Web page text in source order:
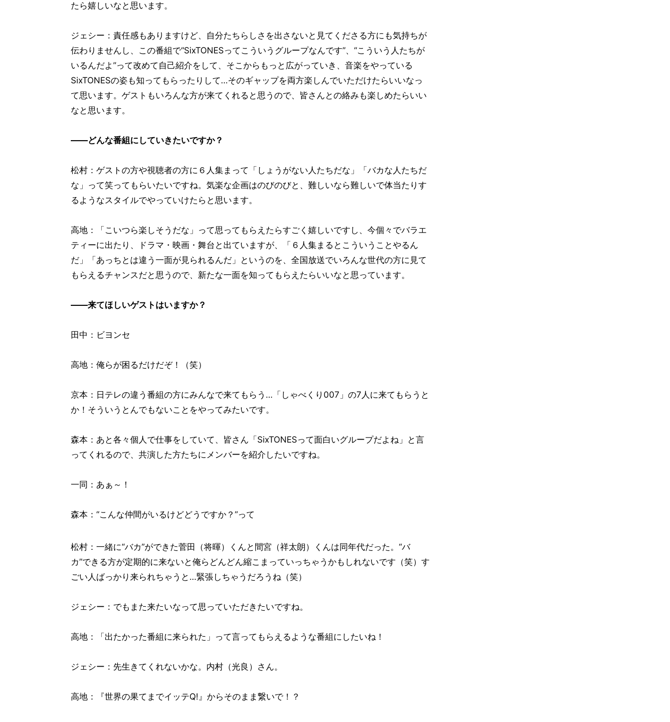
たら嬉しいなと思います。
ジェシー：責任感もありますけど、自分たちらしさを出さないと見てくださる方にも気持ちが
伝わりませんし、この番組で“SixTONESってこういうグループなんです”、“こういう人たちが
いるんだよ”って改めて自己紹介をして、そこからもっと広がっていき、音楽をやっている
SixTONESの姿も知ってもらったりして…そのギャップを両方楽しんでいただけたらいいなっ
て思います。ゲストもいろんな方が来てくれると思うので、皆さんとの絡みも楽しめたらいい
なと思います。
――どんな番組にしていきたいですか？
松村：ゲストの方や視聴者の方に６人集まって「しょうがない人たちだな」「バカな人たちだ
な」って笑ってもらいたいですね。気楽な企画はのびのびと、難しいなら難しいで体当たりす
るようなスタイルでやっていけたらと思います。
高地：「こいつら楽しそうだな」って思ってもらえたらすごく嬉しいですし、今個々でバラエ
ティーに出たり、ドラマ・映画・舞台と出ていますが、「６人集まるとこういうことやるん
だ」「あっちとは違う一面が見られるんだ」というのを、全国放送でいろんな世代の方に見て
もらえるチャンスだと思うので、新たな一面を知ってもらえたらいいなと思っています。
――来てほしいゲストはいますか？
田中：ビヨンセ
高地：俺らが困るだけだぞ！（笑）
京本：日テレの違う番組の方にみんなで来てもらう…「しゃべくり007」の7人に来てもらうと
か！そういうとんでもないことをやってみたいです。
森本：あと各々個人で仕事をしていて、皆さん「SixTONESって面白いグループだよね」と言
ってくれるので、共演した方たちにメンバーを紹介したいですね。
一同：あぁ～！
森本：“こんな仲間がいるけどどうですか？”って
松村：一緒に“バカ”ができた菅田（将暉）くんと間宮（祥太朗）くんは同年代だった。“バ
カ”できる方が定期的に来ないと俺らどんどん縮こまっていっちゃうかもしれないです（笑）す
ごい人ばっかり来られちゃうと…緊張しちゃうだろうね（笑）
ジェシー：でもまた来たいなって思っていただきたいですね。
高地：「出たかった番組に来られた」って言ってもらえるような番組にしたいね！
ジェシー：先生きてくれないかな。内村（光良）さん。
高地：『世界の果てまでイッテQ!』からそのまま繋いで！？